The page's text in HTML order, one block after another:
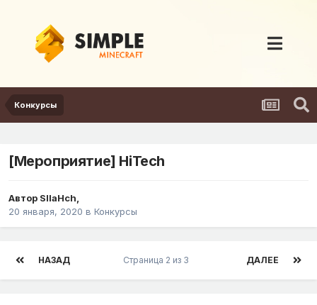
Конкурсы
[Мероприятие] HiTech
Автор SIIaHch,
20 января, 2020 в Конкурсы
НАЗАД ДАЛЕЕ
Страница 2 из 3